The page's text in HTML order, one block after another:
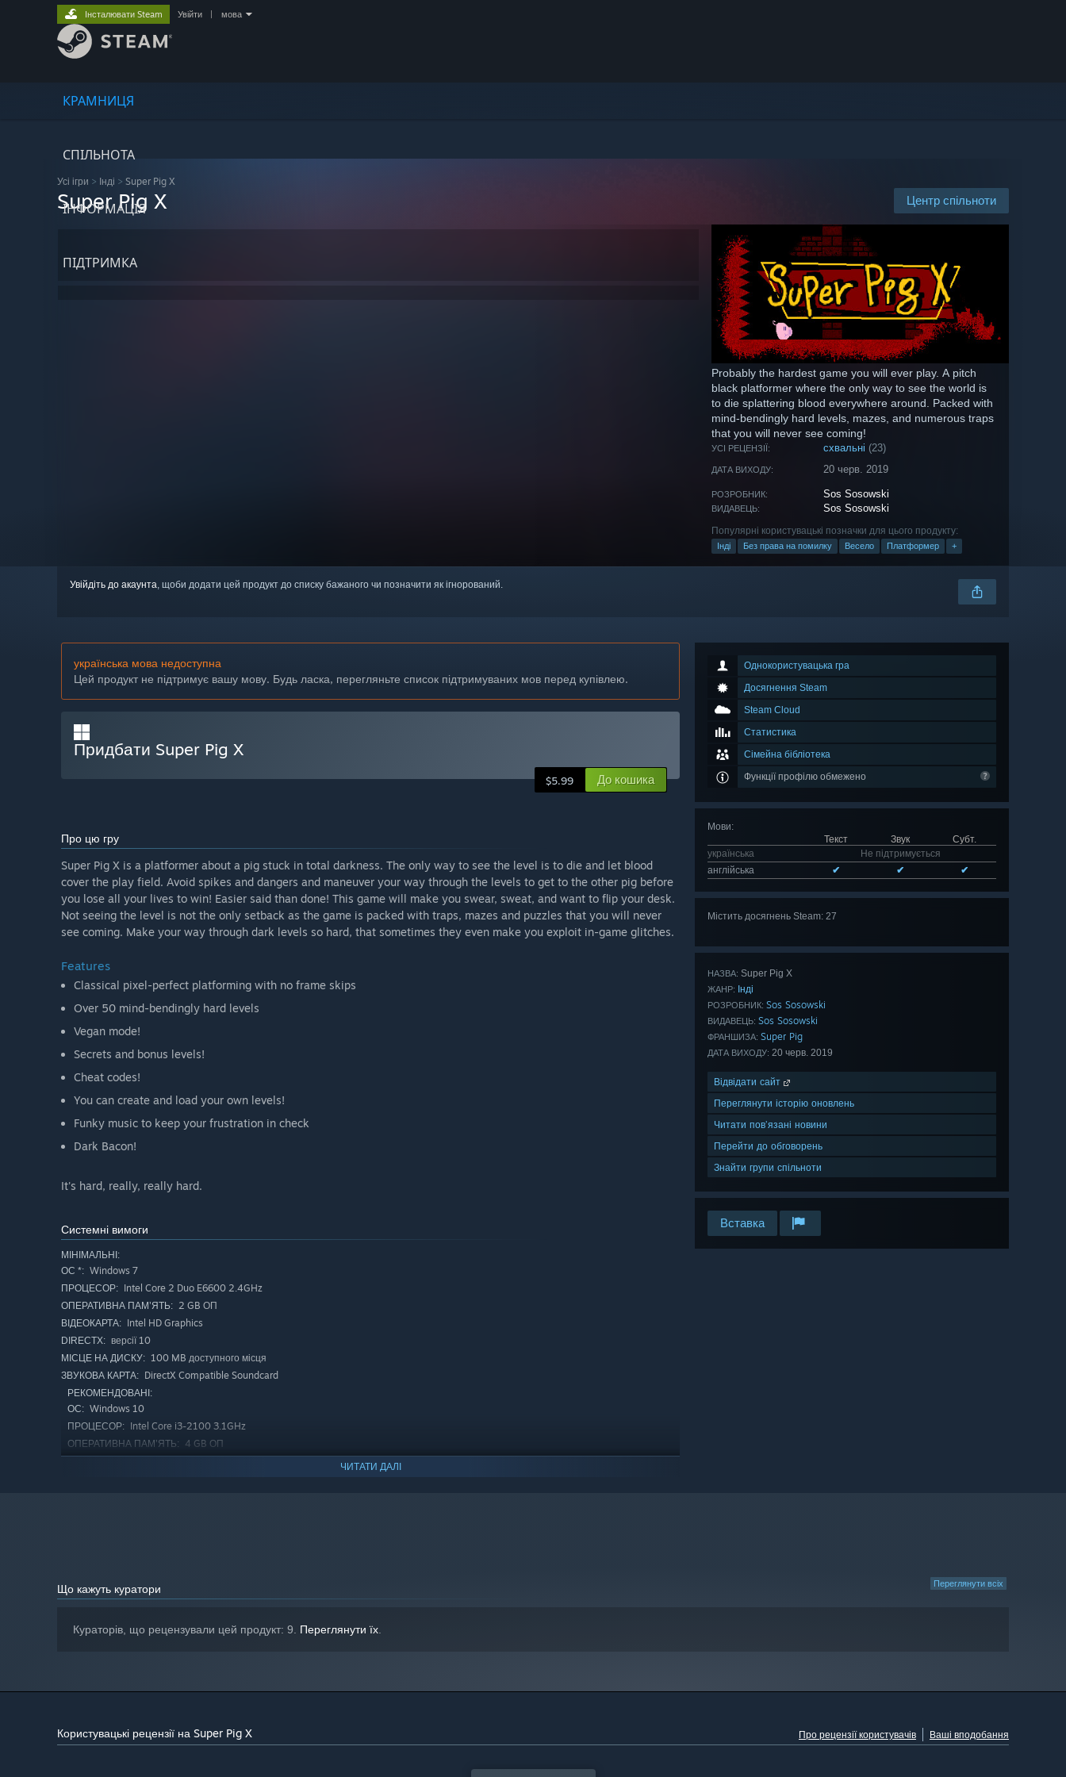
КРАМНИЦЯ
СПІЛЬНОТА
ІНФОРМАЦІЯ
ПІДТРИМКА
Інсталювати Steam Увійти мова
Усі ігри > Інді > Super Pig X
Центр спільноти
Super Pig X
Probably the hardest game you will ever play. A pitch
black platformer where the only way to see the world is
to die splattering blood everywhere around. Packed with
mind-bendingly hard levels, mazes, and numerous traps
that you will never see coming!
УСІ РЕЦЕНЗІЇ: схвальні (23)
ДАТА ВИХОДУ: 20 черв. 2019
РОЗРОБНИК: Sos Sosowski
ВИДАВЕЦЬ: Sos Sosowski
Популярні користувацькі позначки для цього продукту:
Інді Без права на помилку Весело Платформер +
Увійдіть до акаунта, щоби додати цей продукт до списку бажаного чи позначити як ігнорований.
Однокористувацька гра
Досягнення Steam
Steam Cloud
Статистика
Сімейна бібліотека
Функції профілю обмежено
Мови:
Текст
Звук
Субт.
українська
Не підтримується
англійська
✔ ✔ ✔
Містить досягнень Steam: 27
НАЗВА: Super Pig X
ЖАНР: Інді
РОЗРОБНИК: Sos Sosowski
ВИДАВЕЦЬ: Sos Sosowski
ФРАНШИЗА: Super Pig
ДАТА ВИХОДУ: 20 черв. 2019
Відвідати сайт
Переглянути історію оновлень
Читати пов’язані новини
Перейти до обговорень
Знайти групи спільноти
Вставка
українська мова недоступна
Цей продукт не підтримує вашу мову. Будь ласка, перегляньте список підтримуваних мов перед купівлею.
Придбати Super Pig X
$5.99 До кошика
Про цю гру
Super Pig X is a platformer about a pig stuck in total darkness. The only way to see the level is to die and let blood
cover the play field. Avoid spikes and dangers and maneuver your way through the levels to get to the other pig before
you lose all your lives to win! Easier said than done! This game will make you swear, sweat, and want to flip your desk.
Not seeing the level is not the only setback as the game is packed with traps, mazes and puzzles that you will never
see coming. Make your way through dark levels so hard, that sometimes they even make you exploit in-game glitches.
Features
Classical pixel-perfect platforming with no frame skips
Over 50 mind-bendingly hard levels
Vegan mode!
Secrets and bonus levels!
Cheat codes!
You can create and load your own levels!
Funky music to keep your frustration in check
Dark Bacon!
It's hard, really, really hard.
Системні вимоги
МІНІМАЛЬНІ:
ОС *: Windows 7
ПРОЦЕСОР: Intel Core 2 Duo E6600 2.4GHz
ОПЕРАТИВНА ПАМ’ЯТЬ: 2 GB ОП
ВІДЕОКАРТА: Intel HD Graphics
DIRECTX: версії 10
МІСЦЕ НА ДИСКУ: 100 MB доступного місця
ЗВУКОВА КАРТА: DirectX Compatible Soundcard
РЕКОМЕНДОВАНІ:
ОС: Windows 10
ПРОЦЕСОР: Intel Core i3-2100 3.1GHz
ОПЕРАТИВНА ПАМ’ЯТЬ: 4 GB ОП
ЧИТАТИ ДАЛІ
Переглянути всіх
Що кажуть куратори
Кураторів, що рецензували цей продукт: 9. Переглянути їх.
Користувацькі рецензії на Super Pig X Про рецензії користувачів Ваші вподобання